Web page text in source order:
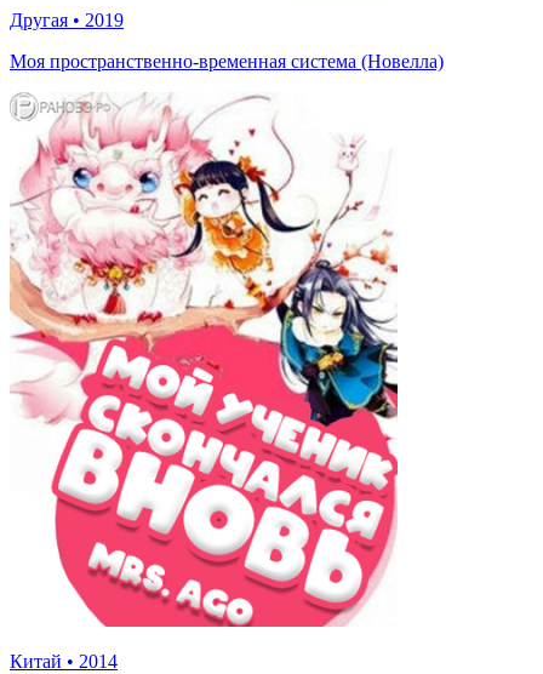
Другая • 2019
Моя пространственно-временная система (Новелла)
Китай • 2014